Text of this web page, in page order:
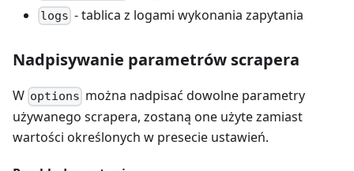
logs - tablica z logami wykonania zapytania
Nadpisywanie parametrów scrapera
W options można nadpisać dowolne parametry
używanego scrapera, zostaną one użyte zamiast
wartości określonych w presecie ustawień.